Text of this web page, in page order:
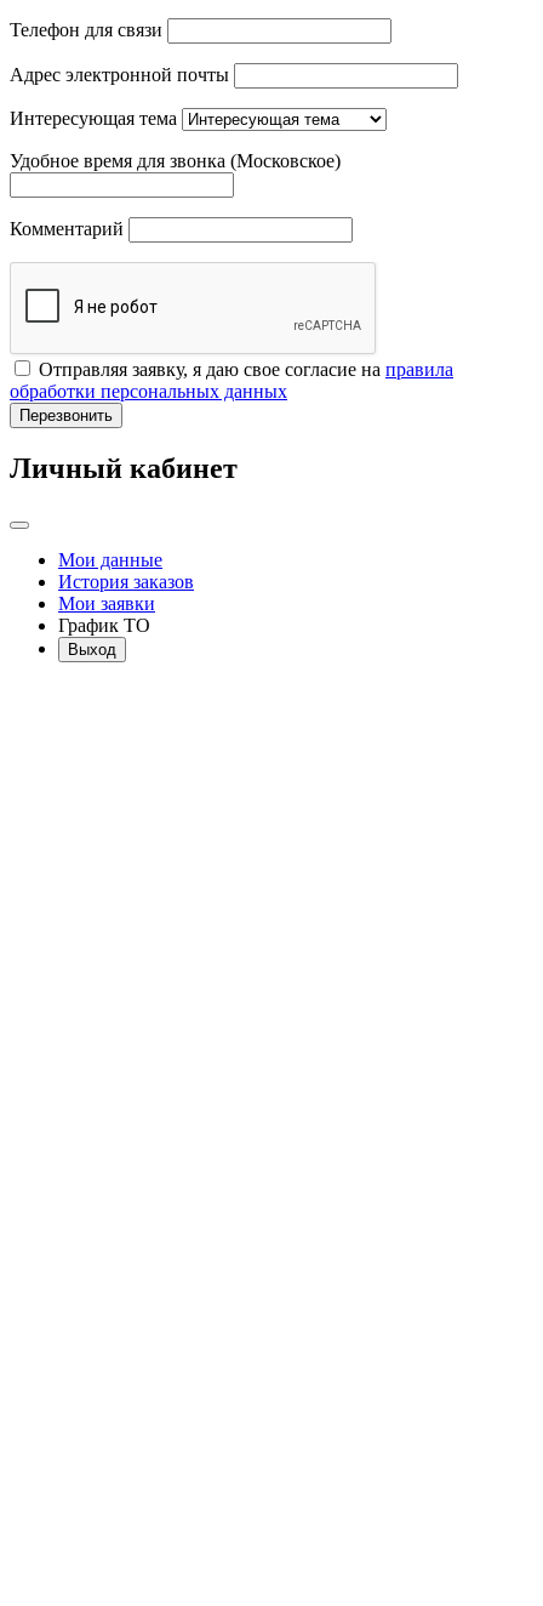
Телефон для связи
Адрес электронной почты
Интересующая тема
Удобное время для звонка (Московское)
Комментарий
Отправляя заявку, я даю свое согласие на правила
обработки персональных данных
Перезвонить
Личный кабинет
Мои данные
История заказов
Мои заявки
График ТО
Выход